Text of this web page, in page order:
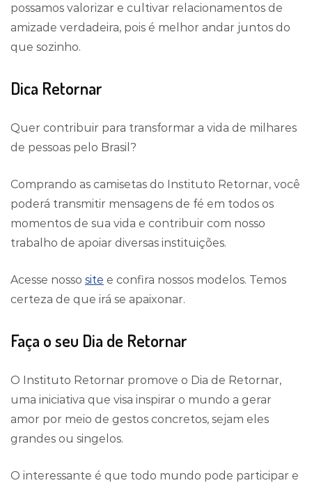
possamos valorizar e cultivar relacionamentos de
amizade verdadeira, pois é melhor andar juntos do
que sozinho.
Dica Retornar
Quer contribuir para transformar a vida de milhares
de pessoas pelo Brasil?
Comprando as camisetas do Instituto Retornar, você
poderá transmitir mensagens de fé em todos os
momentos de sua vida e contribuir com nosso
trabalho de apoiar diversas instituições.
Acesse nosso site e confira nossos modelos. Temos
certeza de que irá se apaixonar.
Faça o seu Dia de Retornar
O Instituto Retornar promove o Dia de Retornar,
uma iniciativa que visa inspirar o mundo a gerar
amor por meio de gestos concretos, sejam eles
grandes ou singelos.
O interessante é que todo mundo pode participar e